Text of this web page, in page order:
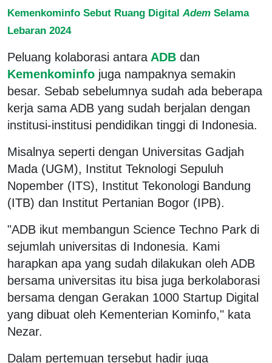
Kemenkominfo Sebut Ruang Digital Adem Selama
Lebaran 2024
Peluang kolaborasi antara ADB dan
Kemenkominfo juga nampaknya semakin
besar. Sebab sebelumnya sudah ada beberapa
kerja sama ADB yang sudah berjalan dengan
institusi-institusi pendidikan tinggi di Indonesia.
Misalnya seperti dengan Universitas Gadjah
Mada (UGM), Institut Teknologi Sepuluh
Nopember (ITS), Institut Tekonologi Bandung
(ITB) dan Institut Pertanian Bogor (IPB).
"ADB ikut membangun Science Techno Park di
sejumlah universitas di Indonesia. Kami
harapkan apa yang sudah dilakukan oleh ADB
bersama universitas itu bisa juga berkolaborasi
bersama dengan Gerakan 1000 Startup Digital
yang dibuat oleh Kementerian Kominfo," kata
Nezar.
Dalam pertemuan tersebut hadir juga